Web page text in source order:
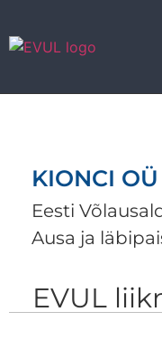
KIONCI OÜ
Eesti
Ausa ja
EVUL